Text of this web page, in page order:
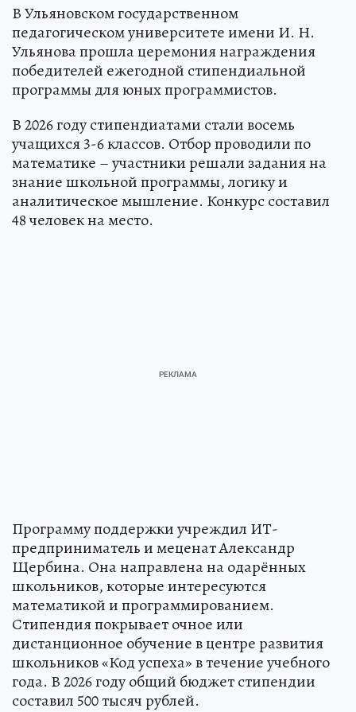
В Ульяновском государственном
педагогическом университете имени И. Н.
Ульянова прошла церемония награждения
победителей ежегодной стипендиальной
программы для юных программистов.
В 2026 году стипендиатами стали восемь
учащихся 3-6 классов. Отбор проводили по
математике – участники решали задания на
знание школьной программы, логику и
аналитическое мышление. Конкурс составил
48 человек на место.
Программу поддержки учреждил ИТ-
предприниматель и меценат Александр
Щербина. Она направлена на одарённых
школьников, которые интересуются
математикой и программированием.
Стипендия покрывает очное или
дистанционное обучение в центре развития
школьников «Код успеха» в течение учебного
года. В 2026 году общий бюджет стипендии
составил 500 тысяч рублей.